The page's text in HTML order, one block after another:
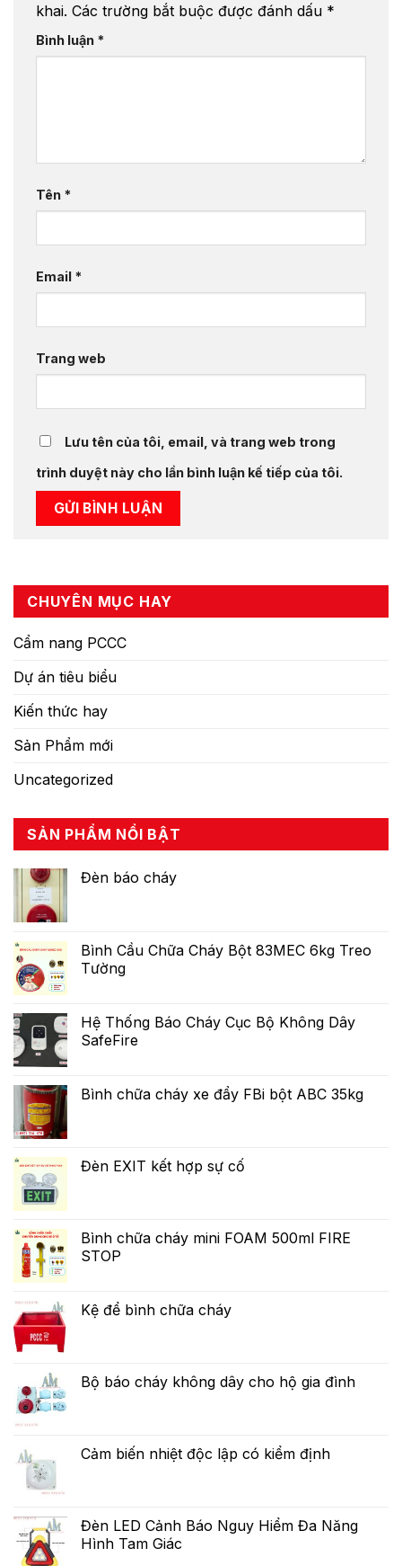
khai. Các trường bắt buộc được đánh dấu *
Bình luận *
Tên *
Email *
Trang web
Lưu tên của tôi, email, và trang web trong
trình duyệt này cho lần bình luận kế tiếp của tôi.
CHUYÊN MỤC HAY
Cẩm nang PCCC
Dự án tiêu biểu
Kiến thức hay
Sản Phẩm mới
Uncategorized
SẢN PHẨM NỔI BẬT
Đèn báo cháy
Bình Cầu Chữa Cháy Bột 83MEC 6kg Treo
Tường
Hệ Thống Báo Cháy Cục Bộ Không Dây
SafeFire
Bình chữa cháy xe đẩy FBi bột ABC 35kg
Đèn EXIT kết hợp sự cố
Bình chữa cháy mini FOAM 500ml FIRE
STOP
Kệ để bình chữa cháy
Bộ báo cháy không dây cho hộ gia đình
Cảm biến nhiệt độc lập có kiểm định
Đèn LED Cảnh Báo Nguy Hiểm Đa Năng
Hình Tam Giác